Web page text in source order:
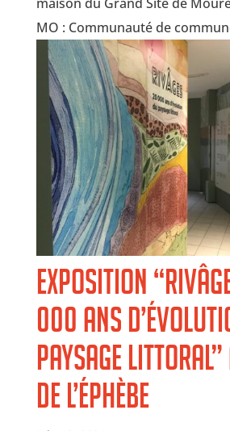
MO : Communauté de
Exposition
000 ans
paysage littoral”
de l’Éphèbe